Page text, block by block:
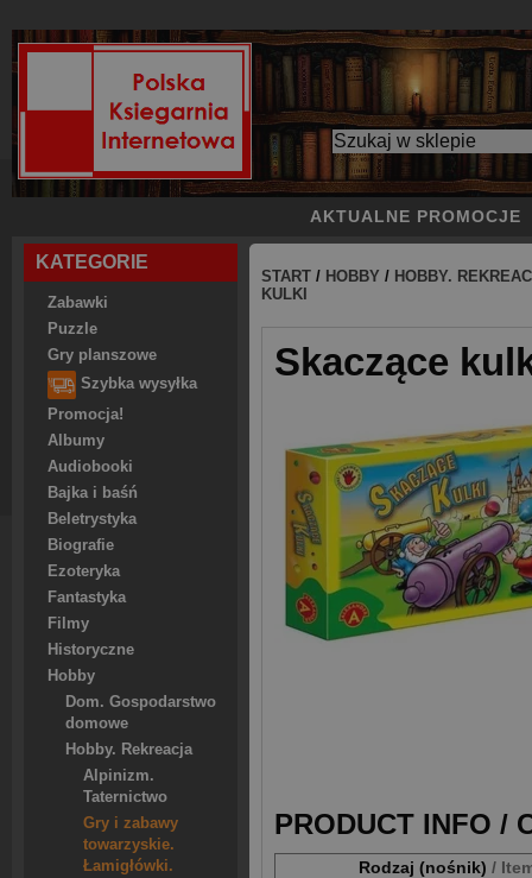
AKTUALNE PROMOCJE
KATEGORIE
Zabawki
Puzzle
Gry planszowe
Szybka wysyłka
Promocja!
Albumy
Audiobooki
Bajka i baśń
Beletrystyka
Biografie
Ezoteryka
Fantastyka
Filmy
Historyczne
Hobby
Dom. Gospodarstwo
domowe
Hobby. Rekreacja
Alpinizm.
Taternictwo
Gry i zabawy
towarzyskie.
Łamigłówki.
START / HOBBY / HOBBY.
KULKI
Skaczące
PRODUCT INFO /
Rodzaj (nośnik) /